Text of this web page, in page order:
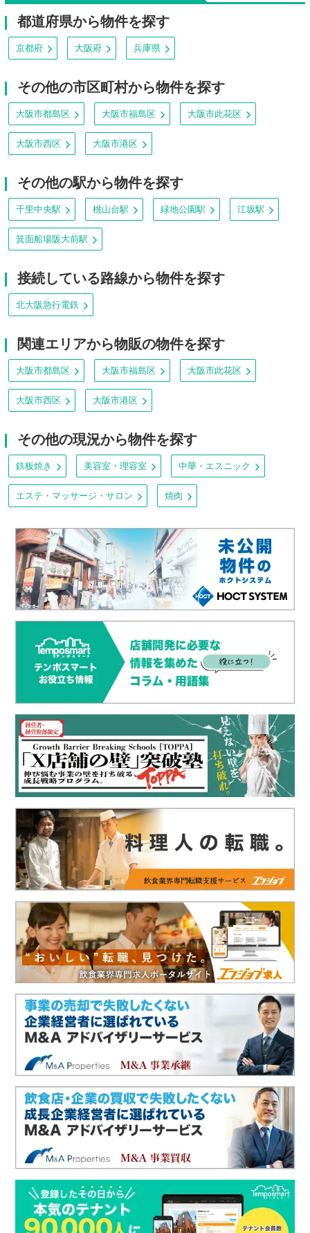
都道府県から物件を探す
京都府 大阪府 兵庫県
その他の市区町村から物件を探す
大阪市都島区 大阪市福島区 大阪市此花区
大阪市西区 大阪市港区
その他の駅から物件を探す
千里中央駅 桃山台駅 緑地公園駅 江坂駅
箕面船場阪大前駅
接続している路線から物件を探す
北大阪急行電鉄
関連エリアから物販の物件を探す
大阪市都島区 大阪市福島区 大阪市此花区
大阪市西区 大阪市港区
その他の現況から物件を探す
鉄板焼き 美容室・理容室 中華・エスニック
エステ・マッサージ・サロン 焼肉